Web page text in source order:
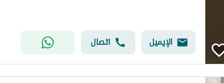
الإيميل اتصال